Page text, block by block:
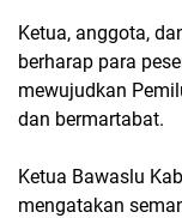
Ketua, anggota,
berharap para
mewujudkan
dan bermartabat.
Ketua Bawaslu
mengatakan